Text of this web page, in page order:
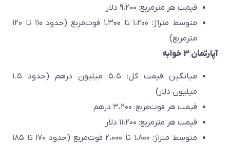
قیمت هر مترمربع: ۹،۲۰۰ دلار
متوسط متراژ: ۱،۲۰۰ تا ۱،۳۰۰ فوت‌مربع (حدود ۱۱۰ تا ۱۲۰
مترمربع)
آپارتمان ۳ خوابه
میانگین قیمت کل: ۵.۵ میلیون درهم (حدود ۱.۵
میلیون دلار)
قیمت هر فوت‌مربع: ۳،۲۰۰ درهم
قیمت هر مترمربع: ۱۱،۲۰۰ دلار
متوسط متراژ: ۱،۸۰۰ تا ۲،۰۰۰ فوت‌مربع (حدود ۱۷۰ تا ۱۸۵